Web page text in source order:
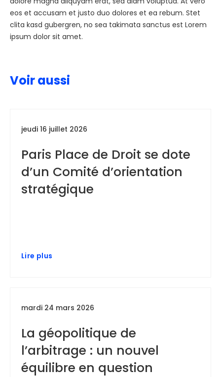
eos et accusam et justo duo dolores et ea rebum. Stet
clita kasd gubergren, no sea takimata sanctus est Lorem
ipsum dolor sit amet.
Voir aussi
jeudi 16 juillet 2026
Paris Place de Droit se dote
d’un Comité d’orientation
stratégique
Lire plus
mardi 24 mars 2026
La géopolitique de
l’arbitrage : un nouvel
équilibre en question